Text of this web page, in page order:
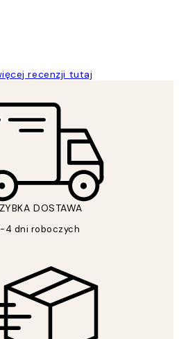
recenzji tutaj
DOSTAWA
4 dni roboczych